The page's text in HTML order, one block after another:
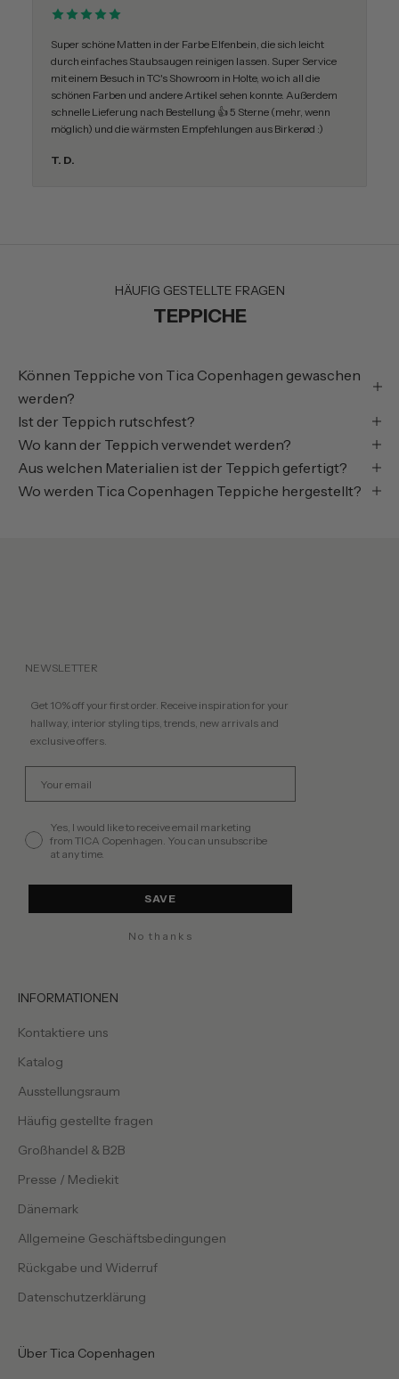
Super schöne Matten in der Farbe Elfenbein, die sich leicht
durch einfaches Staubsaugen reinigen lassen. Super Service
mit einem Besuch in TC's Showroom in Holte, wo ich all die
schönen Farben und andere Artikel sehen konnte. Außerdem
schnelle Lieferung nach Bestellung 👍 5 Sterne (mehr, wenn
möglich) und die wärmsten Empfehlungen aus Birkerød :)
T. D.
HÄUFIG GESTELLTE FRAGEN
TEPPICHE
Können Teppiche von Tica Copenhagen gewaschen
werden?
Ist der Teppich rutschfest?
Wo kann der Teppich verwendet werden?
Aus welchen Materialien ist der Teppich gefertigt?
Wo werden Tica Copenhagen Teppiche hergestellt?
NEWSLETTER
Get 10% off your first order. Receive inspiration for your
hallway, interior styling tips, trends, new arrivals and
exclusive offers.
permission
Yes, I would like to receive email marketing
from TICA Copenhagen. You can unsubscribe
at any time.
SAVE
No thanks
INFORMATIONEN
Kontaktiere uns
Katalog
Ausstellungsraum
Häufig gestellte fragen
Großhandel & B2B
Presse / Mediekit
Dänemark
Allgemeine Geschäftsbedingungen
Rückgabe und Widerruf
Datenschutzerklärung
Über Tica Copenhagen